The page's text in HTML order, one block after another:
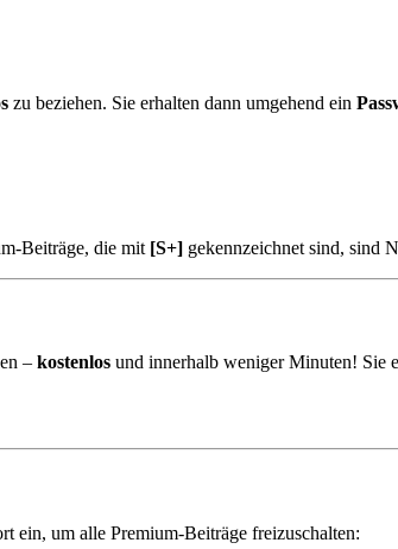
zu beziehen. Sie erhalten dann umgehend ein
Beiträge, die mit [S+] gekennzeichnet sind, sind
– kostenlos und innerhalb weniger Minuten! Sie
ein, um alle Premium-Beiträge freizuschalten: